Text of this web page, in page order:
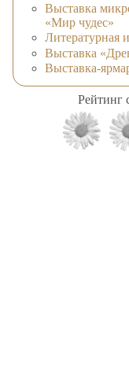
Выставка
«Мир чудес»
Литературная
Выставка
Выставка-
Рейтинг